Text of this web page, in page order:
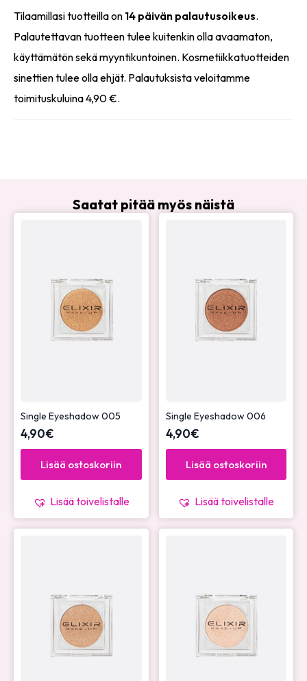
Tilaamillasi tuotteilla on 14 päivän palautusoikeus.
Palautettavan tuotteen tulee kuitenkin olla avaamaton,
käyttämätön sekä myyntikuntoinen. Kosmetiikkatuotteiden
sinettien tulee olla ehjät. Palautuksista veloitamme
toimituskuluina 4,90 €.
Saatat pitää myös näistä
Single Eyeshadow 005
4,90€
Lisää ostoskoriin
Lisää toivelistalle
Single Eyeshadow 006
4,90€
Lisää ostoskoriin
Lisää toivelistalle